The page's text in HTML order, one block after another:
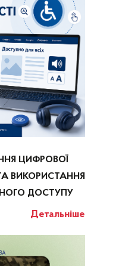
ЦИФРОВОЇ
ВИКОРИСТАННЯ
ДОСТУПУ
Детальніше